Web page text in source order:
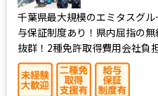
千葉県最大規模のエミタスグ
与保証制度あり！県内屈指の
抜群！2種免許取得費用会社負